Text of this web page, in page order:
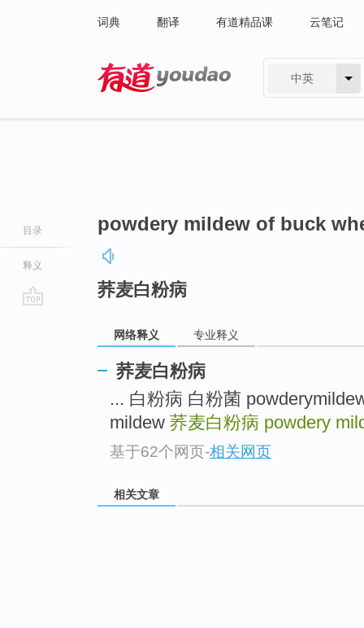
词典 翻译 有道精品课 云笔记
中英
目录
释义
powdery mildew of buck
荞麦白粉病
网络释义 专业释义
荞麦白粉病
... 白粉病 白粉菌
mildew 荞麦白粉病 powdery
基于62个网页-相关网页
相关文章